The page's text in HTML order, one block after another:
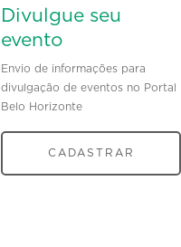
Divulgue seu
evento
Envio de informações para
divulgação de eventos no Portal
Belo Horizonte
CADASTRAR